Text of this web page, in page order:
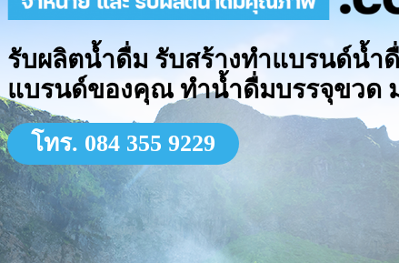
รับผลิตน้ำดื่ม รับสร้างทำแบรนด์น้ำ
แบรนด์ของคุณ ทำน้ำดื่มบรรจุขวด
โทร. 084 355 9229